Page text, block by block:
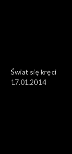
Świat się kręci
17.01.2014